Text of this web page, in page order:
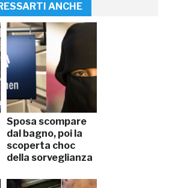
ANCHE
Sposa scompare
dal bagno, poi la
scoperta choc
della sorveglianza